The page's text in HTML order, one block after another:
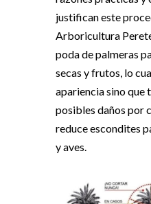
justifican este
Arboricultura
poda de palmeras
secas y frutos, lo
apariencia sino que
posibles daños por
reduce escondites
y aves.